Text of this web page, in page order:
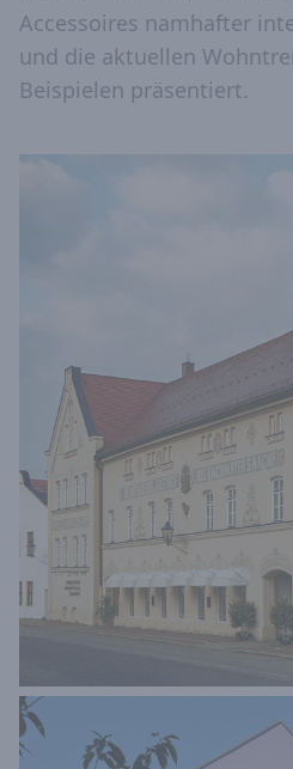
Accessoires namhafter
und die aktuellen
Beispielen präsentiert.